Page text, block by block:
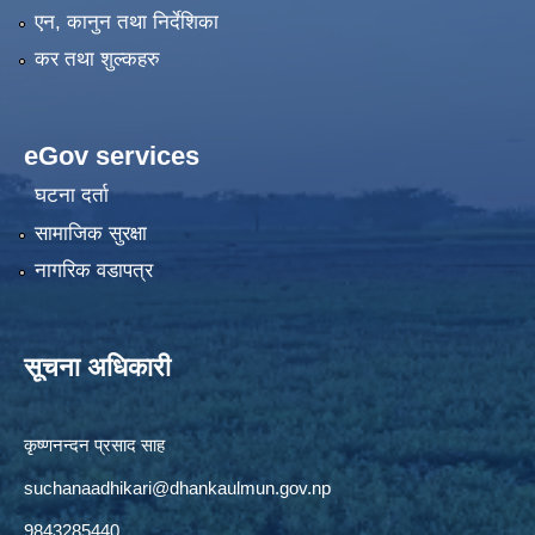
एन, कानुन तथा निर्देशिका
कर तथा शुल्कहरु
eGov services
घटना दर्ता
सामाजिक सुरक्षा
नागरिक वडापत्र
सूचना अधिकारी
कृष्णनन्दन प्रसाद साह
suchanaadhikari@dhankaulmun.gov.np